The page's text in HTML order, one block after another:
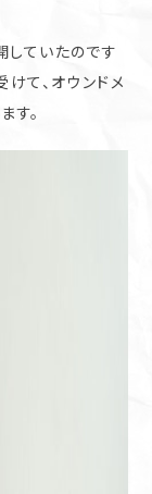
ていたのです
て、オウンドメ
す。